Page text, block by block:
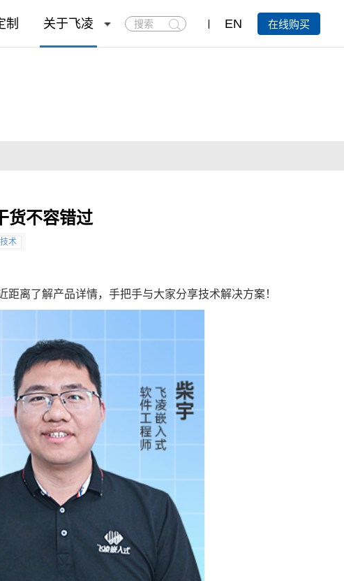
制 关于飞凌
搜
索
EN 在线购买
货不容错过
术
离了解产品详情，手把手与大家分享技术解决方案！